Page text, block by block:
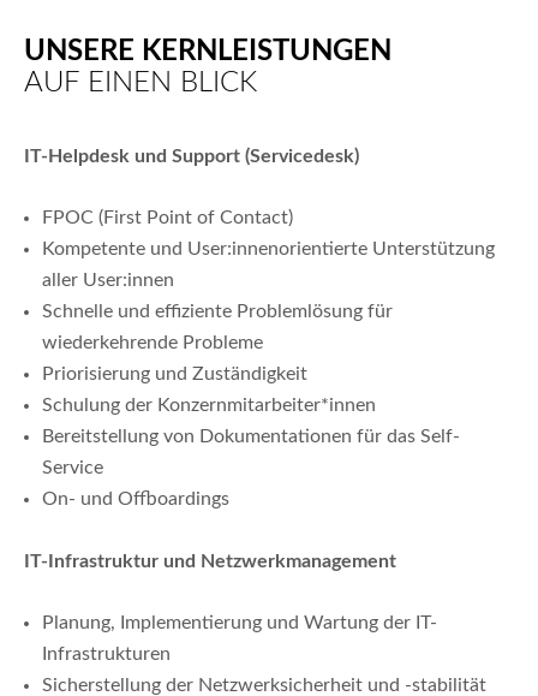
UNSERE KERNLEISTUNGEN
AUF EINEN BLICK
IT-Helpdesk und Support (Servicedesk)
FPOC (First Point of Contact)
Kompetente und User:innenorientierte Unterstützung
aller User:innen
Schnelle und effiziente Problemlösung für
wiederkehrende Probleme
Priorisierung und Zuständigkeit
Schulung der Konzernmitarbeiter*innen
Bereitstellung von Dokumentationen für das Self-
Service
On- und Offboardings
IT-Infrastruktur und Netzwerkmanagement
Planung, Implementierung und Wartung der IT-
Infrastrukturen
Sicherstellung der Netzwerksicherheit und -stabilität